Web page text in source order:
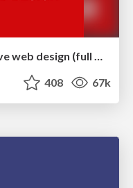
Fashionably flexible responsive web design (full day workshop)
408 67k